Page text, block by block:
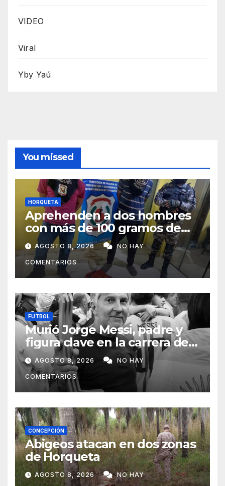
VIDEO
Viral
Yby Yaú
You missed
HORQUETA
Aprehenden a dos hombres
con más de 100 gramos de
supuesta marihuana en
Horqueta
AGOSTO 8, 2026 NO HAY
COMENTARIOS
FUTBOL
Murió Jorge Messi, padre y
figura clave en la carrera de
Lionel Messi
AGOSTO 8, 2026 NO HAY
COMENTARIOS
CONCEPCIÓN
Abigeos atacan en dos zonas
de Horqueta
AGOSTO 8, 2026 NO HAY